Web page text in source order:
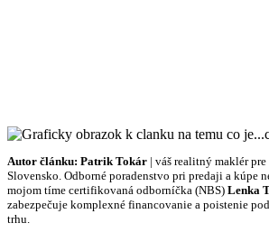
Autor článku: Patrik Tokár | váš realitný maklér
Slovensko. Odborné poradenstvo pri predaji a kúpe
mojom tíme certifikovaná odborníčka (NBS) Lenka
zabezpečuje komplexné financovanie a poistenie
trhu.